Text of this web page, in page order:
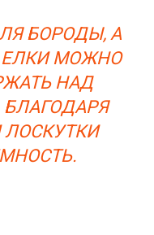
БОРОДЫ, А
ЕЛКИ МОЖНО
НАД
ЛОСКУТКИ